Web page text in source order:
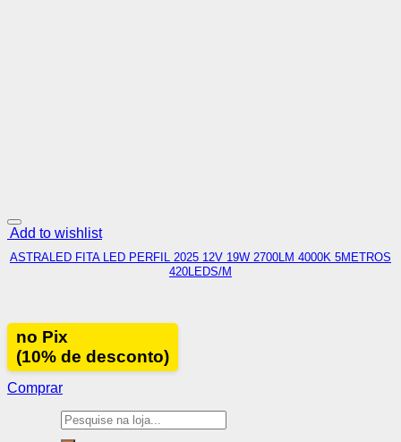
Add to wishlist
ASTRALED FITA LED PERFIL 2025 12V 19W 2700LM 4000K 5METROS
420LEDS/M
no Pix
(10% de desconto)
Comprar
Pesquisar
por: